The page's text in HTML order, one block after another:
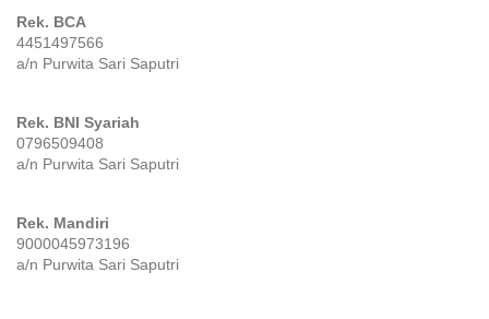
Rek. BCA
4451497566
a/n Purwita Sari Saputri
Rek. BNI Syariah
0796509408
a/n Purwita Sari Saputri
Rek. Mandiri
9000045973196
a/n Purwita Sari Saputri